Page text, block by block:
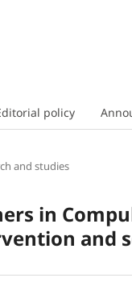
policy
and studies
in
and